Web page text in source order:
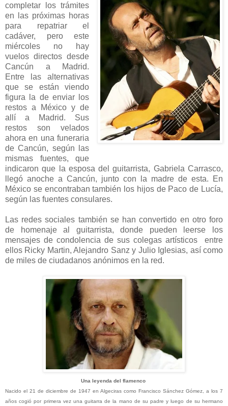
completar los trámites
en las próximas horas
para repatriar el
cadáver, pero este
miércoles no hay
vuelos directos desde
Cancún a Madrid.
Entre las alternativas
que se están viendo
figura la de enviar los
restos a México y de
allí a Madrid. Sus
restos son velados
ahora en una funeraria
de Cancún, según las
mismas fuentes, que
indicaron que la esposa del guitarrista, Gabriela Carrasco,
llegó anoche a Cancún, junto con la madre de esta. En
México se encontraban también los hijos de Paco de Lucía,
según las fuentes consulares.
Las redes sociales también se han convertido en otro foro
de homenaje al guitarrista, donde pueden leerse los
mensajes de condolencia de sus colegas artísticos entre
ellos Ricky Martin, Alejandro Sanz y Julio Iglesias, así como
de miles de ciudadanos anónimos en la red.
Una leyenda del flamenco
Nacido el 21 de diciembre de 1947 en Algeciras como Francisco Sánchez Gómez, a los 7
años cogió por primera vez una guitarra de la mano de su padre y luego de su hermano